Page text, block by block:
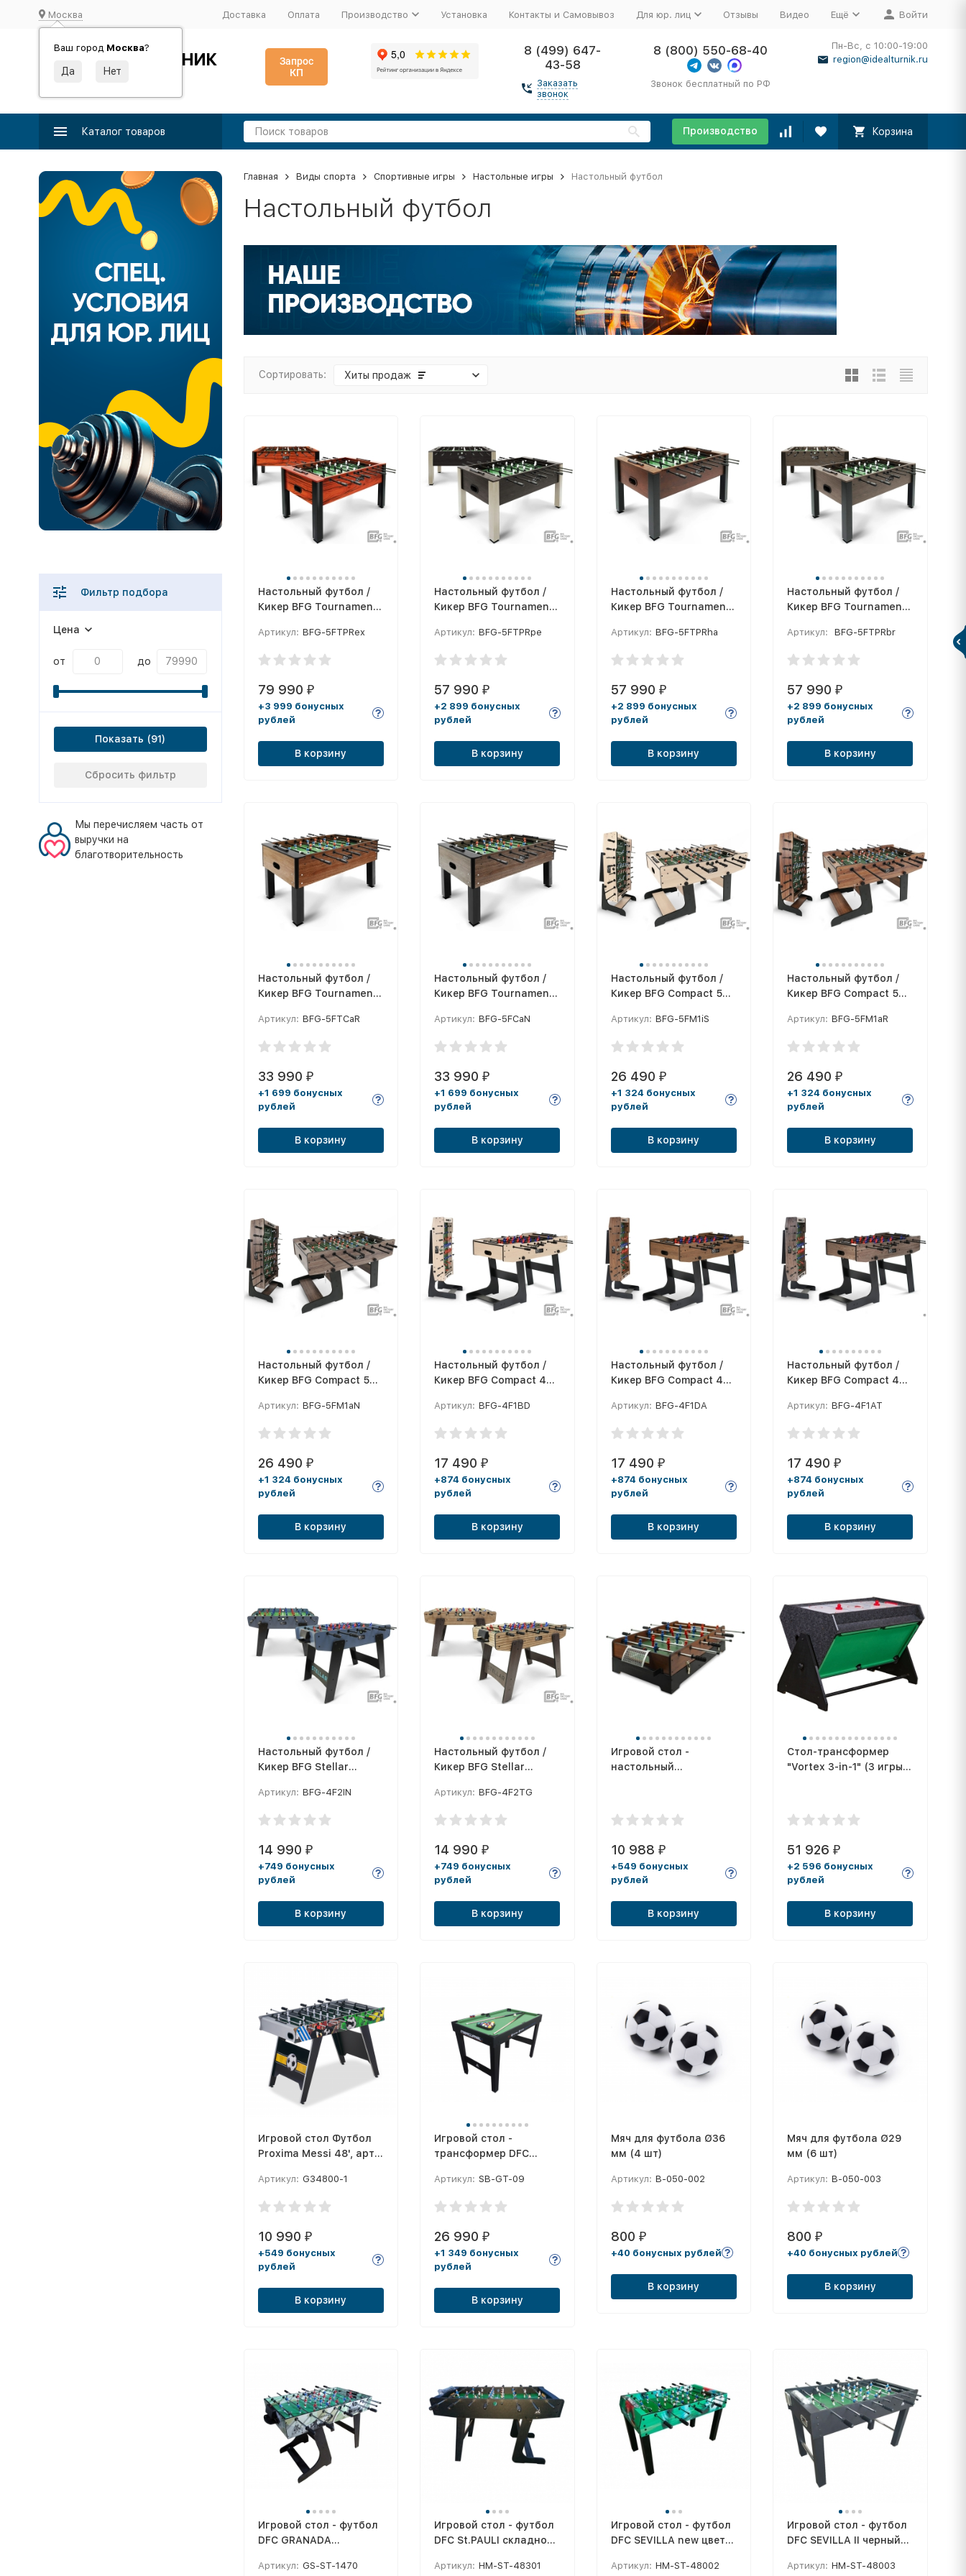
Москва
Ваш город Москва?
Доставка Оплата Производство Установка Контакты и Самовывоз Для юр. лиц Отзывы Видео Ещё Войти
ИДЕАЛЬНЫЙ ТУРНИК
Производство и поставка спортивного оборудования
Запрос
КП
8 (499) 647-
43-58
Заказать
звонок
8 (800) 550-68-40
Звонок бесплатный по РФ
Пн-Вс, с 10:00-19:00
region@idealturnik.ru
Каталог товаров Производство Корзина
Главная Виды спорта Спортивные игры Настольные игры Настольный футбол
Настольный футбол
Сортировать: Хиты продаж
Настольный футбол /
Кикер BFG Tournament
Артикул: BFG-5FTPRex
79 990 ₽
+3 999 бонусных
рублей
В корзину
Настольный футбол /
Кикер BFG Tournament
Артикул: BFG-5FTPRpe
57 990 ₽
+2 899 бонусных
рублей
В корзину
Настольный футбол /
Кикер BFG Tournament
Артикул: BFG-5FTPRha
57 990 ₽
+2 899 бонусных
рублей
В корзину
Настольный футбол /
Кикер BFG Tournament
Артикул: BFG-5FTPRbr
57 990 ₽
+2 899 бонусных
рублей
В корзину
Настольный футбол /
Кикер BFG Tournament
Артикул: BFG-5FTСaR
33 990 ₽
+1 699 бонусных
рублей
В корзину
Настольный футбол /
Кикер BFG Tournament
Артикул: BFG-5FСaN
33 990 ₽
+1 699 бонусных
рублей
В корзину
Настольный футбол /
Кикер BFG Compact 55
Артикул: BFG-5FM1iS
26 490 ₽
+1 324 бонусных
рублей
В корзину
Настольный футбол /
Кикер BFG Compact 55
Артикул: BFG-5FM1aR
26 490 ₽
+1 324 бонусных
рублей
В корзину
Настольный футбол /
Кикер BFG Compact 55
Артикул: BFG-5FM1aN
26 490 ₽
+1 324 бонусных
рублей
В корзину
Настольный футбол /
Кикер BFG Compact 48
Артикул: BFG-4F1BD
17 490 ₽
+874 бонусных
рублей
В корзину
Настольный футбол /
Кикер BFG Compact 48
Артикул: BFG-4F1DA
17 490 ₽
+874 бонусных
рублей
В корзину
Настольный футбол /
Кикер BFG Compact 48
Артикул: BFG-4F1AT
17 490 ₽
+874 бонусных
рублей
В корзину
Настольный футбол /
Кикер BFG Stellar
Артикул: BFG-4F2IN
14 990 ₽
+749 бонусных
рублей
В корзину
Настольный футбол /
Кикер BFG Stellar
Артикул: BFG-4F2TG
14 990 ₽
+749 бонусных
рублей
В корзину
Игровой стол -
настольный
10 988 ₽
+549 бонусных
рублей
В корзину
Стол-трансформер
"Vortex 3-in-1" (3 игры:
86.4 см, серый)
51 926 ₽
+2 596 бонусных
рублей
В корзину
Игровой стол Футбол
Proxima Messi 48', арт.
Артикул: G34800-1
10 990 ₽
+549 бонусных
рублей
В корзину
Игровой стол -
трансформер DFC
Артикул: SB-GT-09
26 990 ₽
+1 349 бонусных
рублей
В корзину
Мяч для футбола Ø36
мм (4 шт)
Артикул: B-050-002
800 ₽
+40 бонусных рублей
В корзину
Мяч для футбола Ø29
мм (6 шт)
Артикул: B-050-003
800 ₽
+40 бонусных рублей
В корзину
Игровой стол - футбол
DFC GRANADA
Артикул: GS-ST-1470
Игровой стол - футбол
DFC St.PAULI складной
Артикул: HM-ST-48301
Игровой стол - футбол
DFC SEVILLA new цветн
Артикул: HM-ST-48002
Игровой стол - футбол
DFC SEVILLA II черный
Артикул: HM-ST-48003
Фильтр подбора
Цена
от до
Показать
Сбросить фильтр
Мы перечисляем часть от
выручки на
благотворительность